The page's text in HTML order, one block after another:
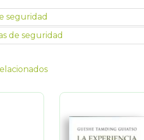
seguridad
de seguridad